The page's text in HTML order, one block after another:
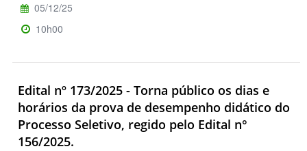
05/12/25
10h00
Edital nº 173/2025 - Torna público os dias e
horários da prova de desempenho didático do
Processo Seletivo, regido pelo Edital n°
156/2025.